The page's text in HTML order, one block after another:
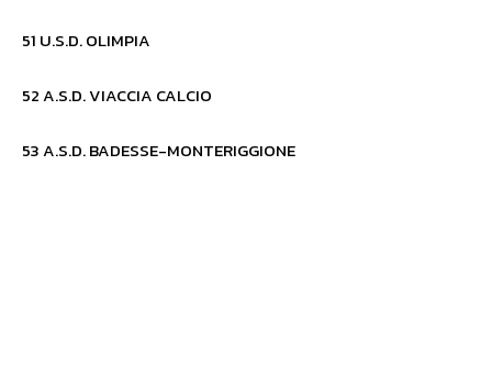
51 U.S.D. OLIMPIA
52 A.S.D. VIACCIA CALCIO
53 A.S.D. BADESSE-MONTERIGGIONE